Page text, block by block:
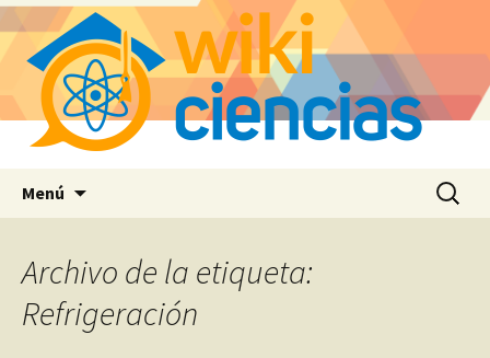
Menú Buscar:
Archivo de la etiqueta:
Refrigeración